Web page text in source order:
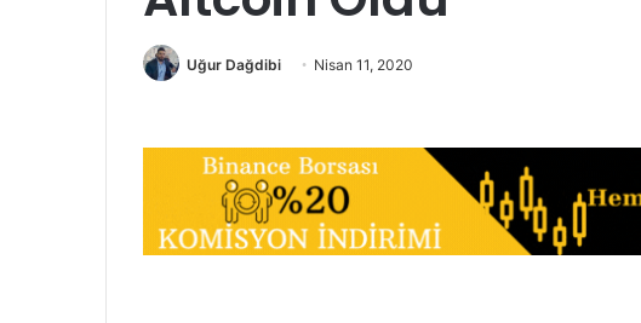
Uğur Dağdibi Nisan 11, 2020